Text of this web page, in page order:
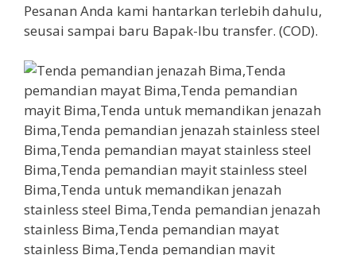
Pesanan Anda kami hantarkan terlebih dahulu,
seusai sampai baru Bapak-Ibu transfer. (COD).